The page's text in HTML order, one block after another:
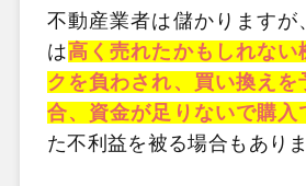
不動産業者は儲かりますが
は高く売れたかもしれない
クを負わされ、買い換えを
合、資金が足りないで購入
た不利益を被る場合もありま